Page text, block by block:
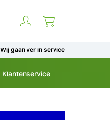
Wij gaan ver in service
Klantenservice